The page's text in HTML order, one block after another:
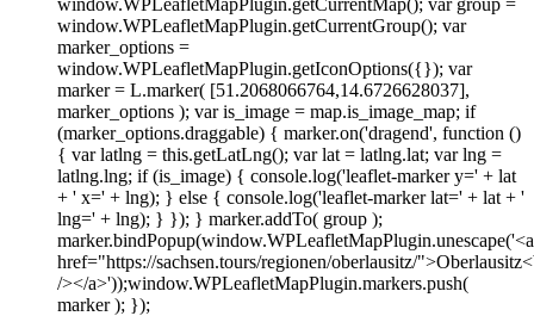
window.WPLeafletMapPlugin.getCurrentGroup(); var
marker_options =
window.WPLeafletMapPlugin.getIconOptions({}); var
marker = L.marker( [51.2068066764,14.6726628037],
marker_options ); var is_image = map.is_image_map; if
(marker_options.draggable) { marker.on('dragend', function ()
{ var latlng = this.getLatLng(); var lat = latlng.lat; var lng =
latlng.lng; if (is_image) { console.log('leaflet-marker y=' + lat
+ ' x=' + lng); } else { console.log('leaflet-marker lat=' + lat + '
lng=' + lng); } }); } marker.addTo( group );
marker.bindPopup(window.WPLeafletMapPlugin.unescape('<a
href="https://sachsen.tours/regionen/oberlausitz/
/></a>'));window.WPLeafletMapPlugin.markers.push(
marker ); });